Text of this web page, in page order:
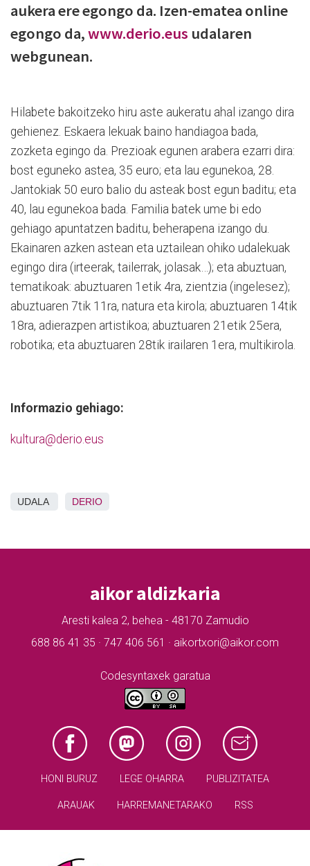
aukera ere egongo da. Izen-ematea online
egongo da,www.derio.eus udalaren
webgunean.
Hilabete bakoitzeko hiru aste aukeratu ahal izango dira
gehienez. Eskaera lekuak baino handiagoa bada,
zozketa egingo da. Prezioak egunen arabera ezarri dira:
bost eguneko astea, 35 euro; eta lau egunekoa, 28.
Jantokiak 50 euro balio du asteak bost egun baditu; eta
40, lau egunekoa bada. Familia batek ume bi edo
gehiago apuntatzen baditu, beherapena izango du.
Ekainaren azken astean eta uztailean ohiko udalekuak
egingo dira (irteerak, tailerrak, jolasak…); eta abuztuan,
tematikoak: abuztuaren 1etik 4ra, zientzia (ingelesez);
abuztuaren 7tik 11ra, natura eta kirola; abuztuaren 14tik
18ra, adierazpen artistikoa; abuztuaren 21etik 25era,
robotika; eta abuztuaren 28tik irailaren 1era, multikirola.
Informazio gehiago:
kultura@derio.eus
UDALA DERIO
aikor aldizkaria
Aresti kalea 2, behea - 48170 Zamudio
688 86 41 35 · 747 406 561 · aikortxori@aikor.com
Codesyntaxek garatua
HONI BURUZ LEGE OHARRA PUBLIZITATEA
ARAUAK HARREMANETARAKO RSS